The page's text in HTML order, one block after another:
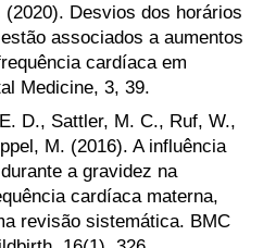
Desvios dos horários
associados a aumentos
cardíaca em
Medicine, 3, 39.
D., Sattler, M. C., Ruf, W.,
M. (2016). A influência
a gravidez na
cardíaca materna,
revisão sistemática. BMC